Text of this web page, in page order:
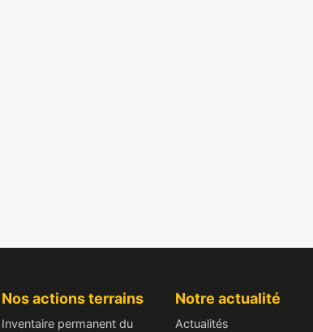
Nos actions terrains
Inventaire permanent du
Notre actualité
Actualités